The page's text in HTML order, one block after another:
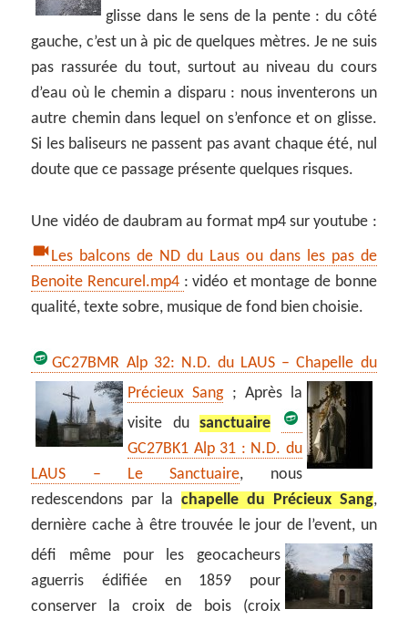
glisse dans le sens de la pente : du côté
gauche, c’est un à pic de quelques mètres. Je ne suis
pas rassurée du tout, surtout au niveau du cours
d’eau où le chemin a disparu : nous inventerons un
autre chemin dans lequel on s’enfonce et on glisse.
Si les baliseurs ne passent pas avant chaque été, nul
doute que ce passage présente quelques risques.
Une vidéo de daubram au format mp4 sur youtube :
Les balcons de ND du Laus ou dans les pas de
Benoite Rencurel.mp4 : vidéo et montage de bonne
qualité, texte sobre, musique de fond bien choisie.
GC27BMR Alp 32: N.D. du LAUS – Chapelle du
Précieux Sang; Après la
visite dusanctuaire
GC27BK1 Alp 31 : N.D. du
LAUS – Le Sanctuaire, nous
redescendons par la chapelle du Précieux Sang,
dernière cache à être trouvée le jour de l’event, un
défi même pour les geocacheurs
aguerris édifiée en 1859 pour
conserver la croix de bois (croix